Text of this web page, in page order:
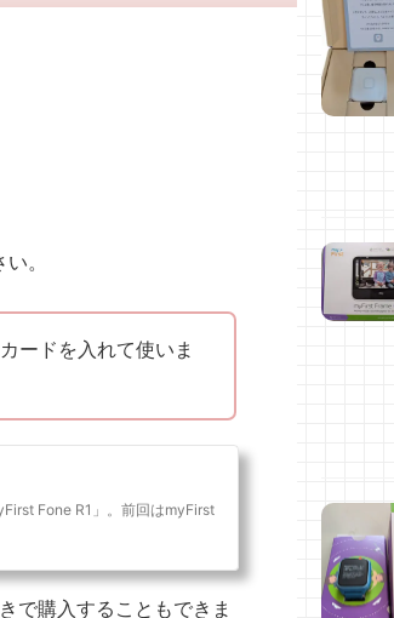
。
ードを入れて使いま
Fone R1」。前回はmyFirst
で購入することもできま